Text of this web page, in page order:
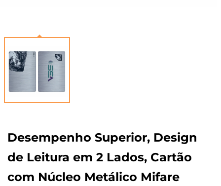
Desempenho Superior, Design
de Leitura em 2 Lados, Cartão
com Núcleo Metálico Mifare